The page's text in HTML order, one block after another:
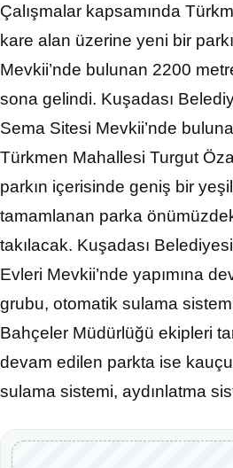
Çalışmalar kapsamında
kare alan üzerine yeni bir
Mevkii’nde bulunan 2200
sona gelindi. Kuşadası
Sema Sitesi Mevkii’nde
Türkmen Mahallesi Turgut
parkın içerisinde geniş bir
tamamlanan parka
takılacak. Kuşadası
Evleri Mevkii’nde yapımına
grubu, otomatik sulama
Bahçeler Müdürlüğü ekipleri
devam edilen parkta ise
sulama sistemi, aydınlatma